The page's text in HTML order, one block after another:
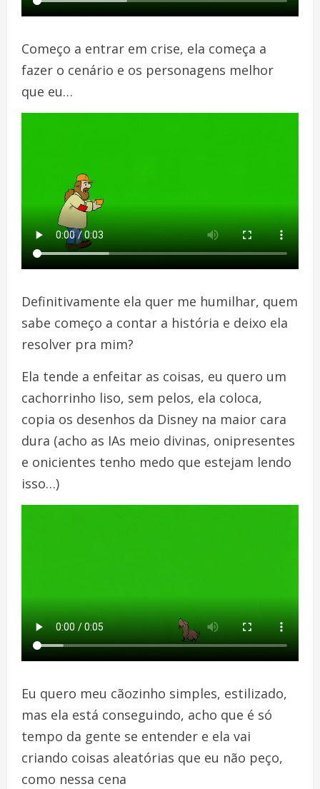
Começo a entrar em crise, ela começa a
fazer o cenário e os personagens melhor
que eu…
Definitivamente ela quer me humilhar, quem
sabe começo a contar a história e deixo ela
resolver pra mim?
Ela tende a enfeitar as coisas, eu quero um
cachorrinho liso, sem pelos, ela coloca,
copia os desenhos da Disney na maior cara
dura (acho as IAs meio divinas, onipresentes
e onicientes tenho medo que estejam lendo
isso…)
Eu quero meu cãozinho simples, estilizado,
mas ela está conseguindo, acho que é só
tempo da gente se entender e ela vai
criando coisas aleatórias que eu não peço,
como nessa cena